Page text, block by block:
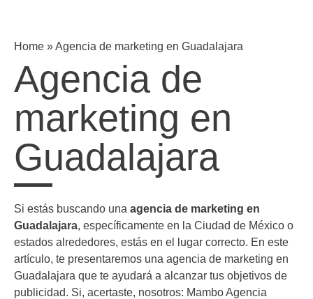
Home »Agencia de marketing en Guadalajara
Agencia de
marketing en
Guadalajara
Si estás buscando una agencia de marketing en
Guadalajara, específicamente en la Ciudad de México o
estados alrededores, estás en el lugar correcto. En este
artículo, te presentaremos una agencia de marketing en
Guadalajara que te ayudará a alcanzar tus objetivos de
publicidad. Si, acertaste, nosotros: Mambo Agencia